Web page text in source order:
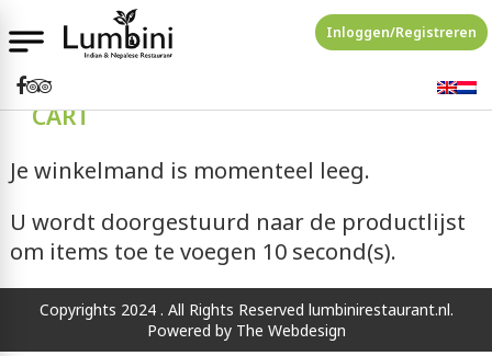
Inloggen/Registreren
CART
Je winkelmand is momenteel leeg.
U wordt doorgestuurd naar de productlijst
om items toe te voegen 10second(s).
Copyrights 2024 . All Rights Reserved lumbinirestaurant.nl.
Powered by The Webdesign